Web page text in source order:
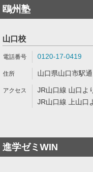
鴎州塾
山口校
0120-17-0419
山口県山口市駅
JR山口線 山口よ
JR山口線 上山口
進学ゼミWIN